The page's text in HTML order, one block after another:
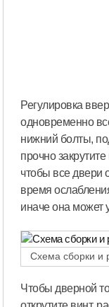
Регулировка
одновременно
нижний болты,
прочно
чтобы все двери
время
иначе она может
Схема сборки и
Чтобы дверной